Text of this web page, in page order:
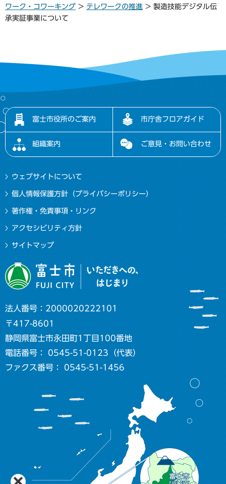
ワーク・コワーキング > テレワークの推進 > 製造技能デジタル伝
承実証事業について
富士市役所のご案内 市庁舎フロアガイド
組織案内 ご意見・お問い合わせ
ウェブサイトについて
個人情報保護方針（プライバシーポリシー）
著作権・免責事項・リンク
アクセシビリティ方針
サイトマップ
法人番号：2000020222101
〒417-8601
静岡県富士市永田町1丁目100番地
電話番号： 0545-51-0123（代表）
ファクス番号： 0545-51-1456